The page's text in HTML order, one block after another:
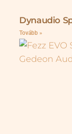
Dynaudio
Tovább »